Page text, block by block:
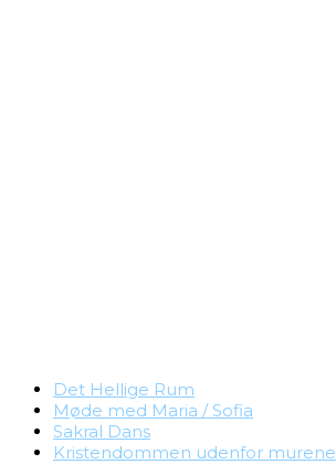
Det Hellige Rum
Møde med Maria / Sofia
Sakral Dans
Kristendommen udenfor murene